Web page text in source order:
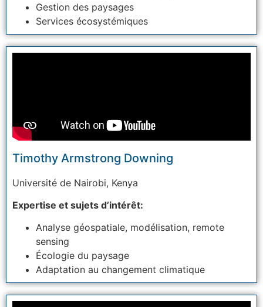
Gestion des paysages
Services écosystémiques
Timothy Armstrong Downing
Université de Nairobi, Kenya
Expertise et sujets d’intérêt:
Analyse géospatiale, modélisation, remote
sensing
Écologie du paysage
Adaptation au changement climatique